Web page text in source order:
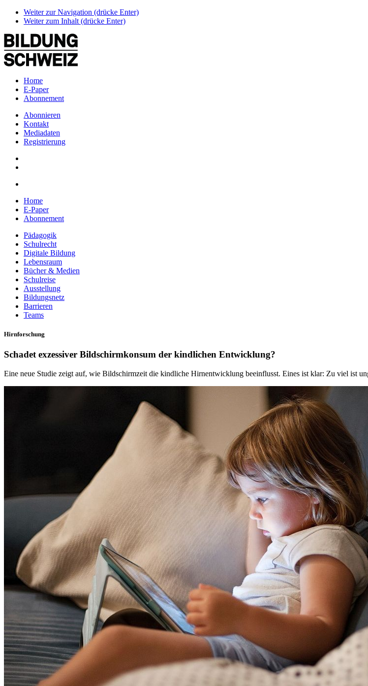
Weiter zur Navigation (drücke Enter)
Weiter zum Inhalt (drücke Enter)
Home
E-Paper
Abonnement
Abonnieren
Kontakt
Mediadaten
Registrierung
Home
E-Paper
Abonnement
Pädagogik
Schulrecht
Digitale Bildung
Lebensraum
Bücher & Medien
Schulreise
Ausstellung
Bildungsnetz
Barrieren
Teams
Hirnforschung
Schadet exzessiver Bildschirmkonsum der kindlichen Entwicklung?
Eine neue Studie zeigt auf, wie Bildschirmzeit die kindliche Hirnentwicklung beeinflusst. Eines ist klar: Zu viel ist